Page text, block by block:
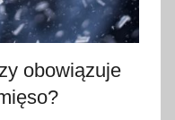
obowiązuje